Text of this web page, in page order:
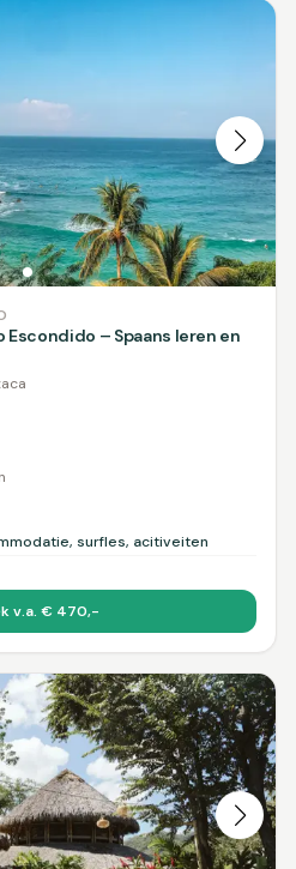
– Spaans leren en
surfles, acitiveiten
v.a. € 470,-